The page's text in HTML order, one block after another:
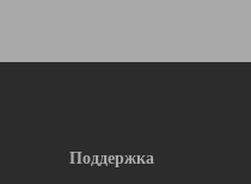
Поддержка